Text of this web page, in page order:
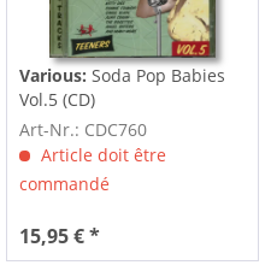
Various:Soda Pop Babies
Vol.5 (CD)
Art-Nr.: CDC760
Article doit être
commandé
15,95 € *